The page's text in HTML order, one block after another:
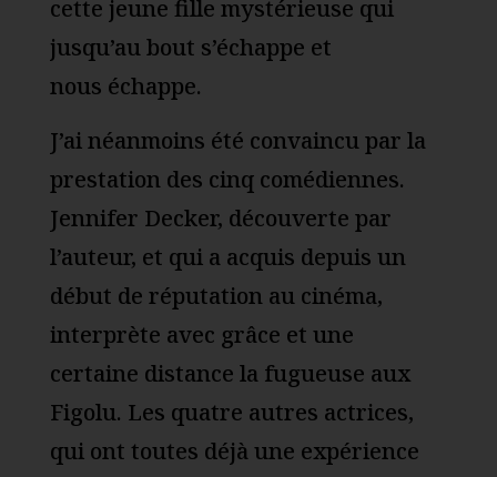
cette jeune fille mystérieuse qui
jusqu’au bout s’échappe et
nous échappe.
J’ai néanmoins été convaincu par la
prestation des cinq comédiennes.
Jennifer Decker, découverte par
l’auteur, et qui a acquis depuis un
début de réputation au cinéma,
interprète avec grâce et une
certaine distance la fugueuse aux
Figolu. Les quatre autres actrices,
qui ont toutes déjà une expérience